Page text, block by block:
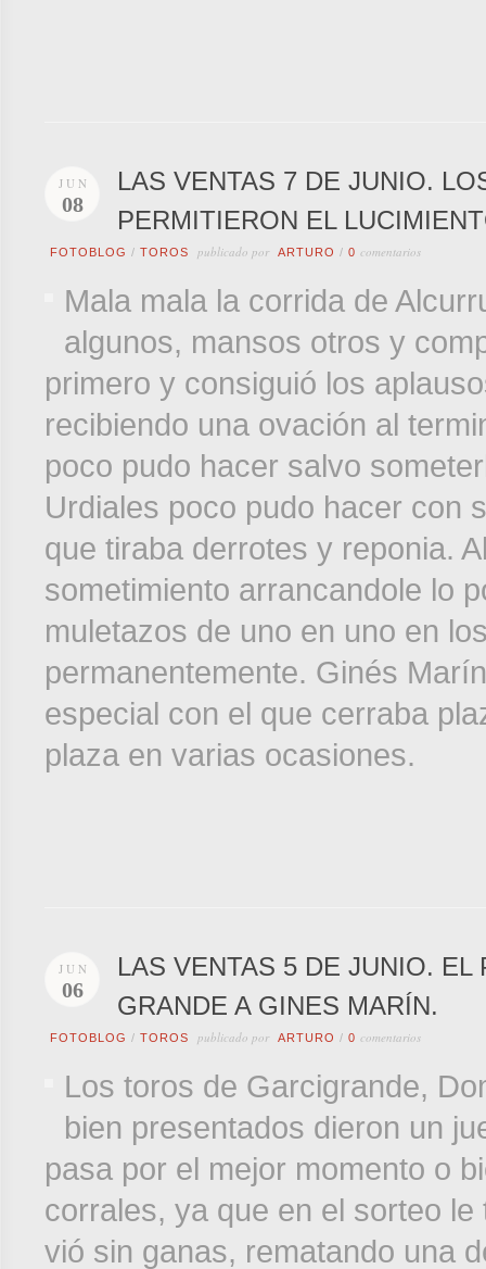
JUN
08
LAS VENTAS 7 DE JUNIO.
PERMITIERON EL
FOTOBLOG / TOROS publicado por ARTURO / 0 comentarios
Mala mala la corrida de
algunos, mansos otros y
primero y consiguió los
recibiendo una ovación al
poco pudo hacer salvo
Urdiales poco pudo hacer con
que tiraba derrotes y reponia.
sometimiento arrancandole lo
muletazos de uno en uno en
permanentemente. Ginés
especial con el que cerraba
plaza en varias ocasiones.
JUN
06
LAS VENTAS 5 DE JUNIO. EL
GRANDE A GINES MARÍN.
FOTOBLOG / TOROS publicado por ARTURO / 0 comentarios
Los toros de Garcigrande,
bien presentados dieron un
pasa por el mejor momento o
corrales, ya que en el sorteo
vió sin ganas, rematando una